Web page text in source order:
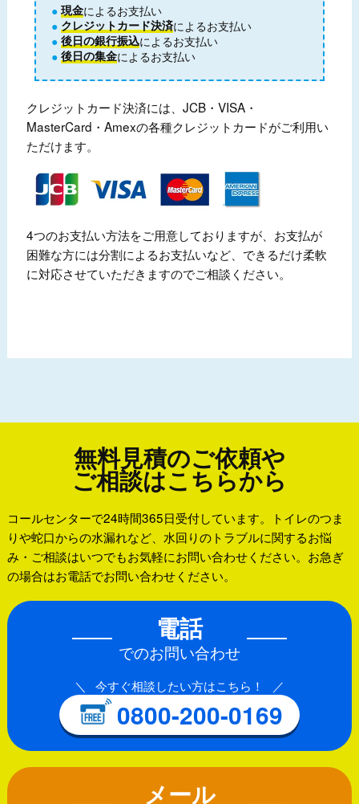
現金によるお支払い
クレジットカード決済によるお支払い
後日の銀行振込によるお支払い
後日の集金によるお支払い
クレジットカード決済には、JCB・VISA・
MasterCard・Amexの各種クレジットカードがご利用い
ただけます。
4つのお支払い方法をご用意しておりますが、お支払が
困難な方には分割によるお支払いなど、できるだけ柔軟
に対応させていただきますのでご相談ください。
無料見積のご依頼や
ご相談はこちらから
コールセンターで24時間365日受付しています。トイレのつま
りや蛇口からの水漏れなど、水回りのトラブルに関するお悩
み・ご相談はいつでもお気軽にお問い合わせください。お急ぎ
の場合はお電話でお問い合わせください。
電話
でのお問い合わせ
今すぐ相談したい方はこちら！
0800-200-0169
メール